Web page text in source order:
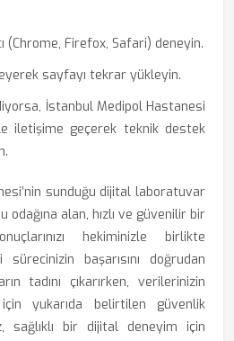
(Chrome, Firefox, Safari) deneyin.
sayfayı tekrar yükleyin.
İstanbul Medipol Hastanesi
iletişime geçerek teknik destek
sunduğu dijital laboratuvar
alan, hızlı ve güvenilir bir
hekiminizle birlikte
başarısını doğrudan
tadını çıkarırken, verilerinizin
yukarıda belirtilen güvenlik
sağlıklı bir dijital deneyim için